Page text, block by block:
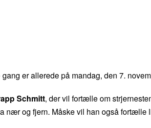
er allerede på mandag, den 7.
Schmitt, der vil fortælle om
nær og fjern. Måske vil han også fortælle